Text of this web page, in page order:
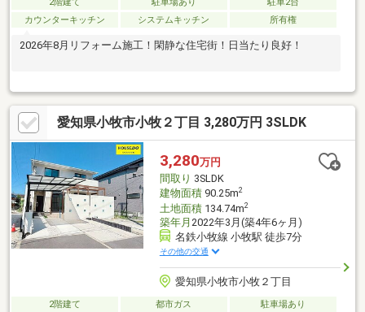
2階建て 駐車場あり
駐車2台
カウンターキッチン
システムキッチン 所有権
2026年8月リフォーム施工！閑静な住宅街！日当たり良好！
愛知県小牧市小牧２丁目 3,280万円 3SLDK
3,280万円
間取り 3SLDK
建物面積90.25m2
土地面積134.74m2
築年月 2022年3月(築4年6ヶ月)
名鉄小牧線 小牧駅 徒歩7分
その他の交通
愛知県小牧市小牧２丁目
2階建て 都市ガス
駐車場あり